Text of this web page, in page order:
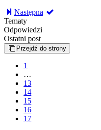
Następna
Tematy
Odpowiedzi
Ostatni post
Przejdź do strony
1
…
13
14
15
16
17